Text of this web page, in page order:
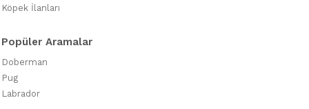
Köpek İlanları
Popüler Aramalar
Doberman
Pug
Labrador